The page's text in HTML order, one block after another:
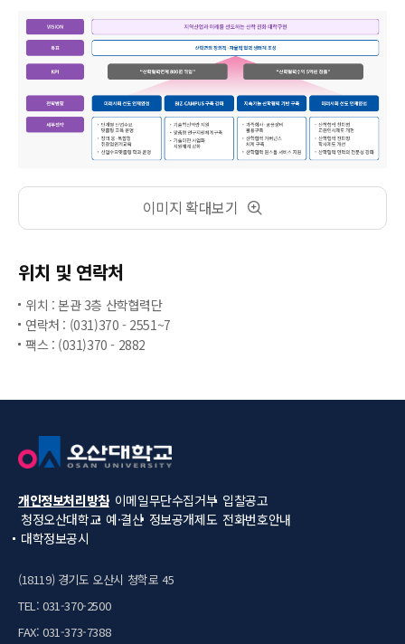
이미지 확대보기
위치 및 연락처
위치 : 본관 3층 산학협력단
연락처 : (031)370 - 2551~7
팩스 : (031)370 - 2882
개인정보처리방침 이메일무단수집거부 입찰공고
청정오산대학교 예·결산 정보공개제도 전화번호안내
대학정보공시
(18119) 경기도 오산시 청학로 45
TEL: 031-370-2500
FAX: 031-373-7388